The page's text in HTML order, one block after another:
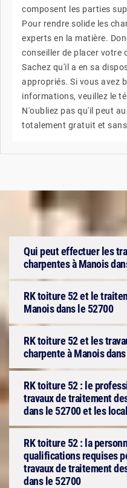
composent les parties
Pour rendre solide les
experts en la matière.
conseiller de placer votre
Sachez qu'il a en sa
appropriés. Si vous avez
informations, veuillez le
N'oubliez pas qu'il peut
totalement gratuit et
Qui peut effectuer les
charpentes à Manois
RK toiture 52 et le
Manois dans le 52700
RK toiture 52 et les
charpente à Manois
RK toiture 52 : le
travaux de traitement
dans le 52700 et les
RK toiture 52 : la
qualifications requises
travaux de traitement
dans le 52700